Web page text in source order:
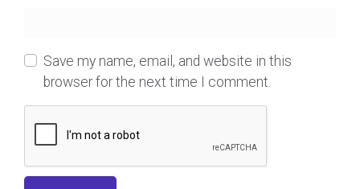
Save my name, email, and website in this
browser for the next time I comment.